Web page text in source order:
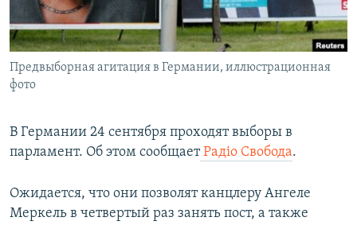
ПОБЕДИТЕЛЕЙ НЕ СУДЯТ?
КРЫМ.НЕПОКОРЕННЫЙ
ELIFBE
ПРИСОЕДИНЯЙТЕСЬ!
Предвыборная агитация в Германии, иллюстрационная
фото
В Гeрмании 24 сентября проходят выборы в
парламент. Об этом сообщаетРадіо Свобода.
Ожидается, что они позволят канцлеру Ангеле
Меркель в четвертый раз занять пост, а также